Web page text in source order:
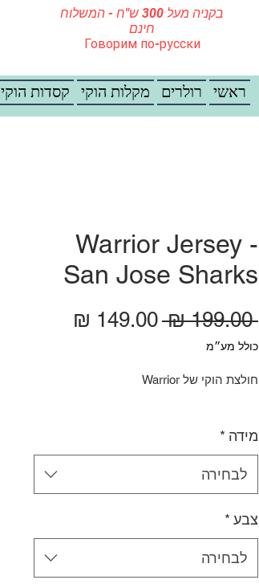
בקניה מעל 300 ש"ח - המשלוח
חינם
Говорим по-русски
ראשי רולרים מקלות הוקי קסדות הוקי
Warrior Jersey -
San Jose Sharks
‏199.00 ‏₪ מחיר רגיל
כולל מע״מ
חולצת הוקי של Warrior
מידה *
לבחירה
צבע *
לבחירה